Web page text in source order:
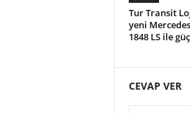
Tur Transit
yeni
1848 LS ile
CEVAP VER